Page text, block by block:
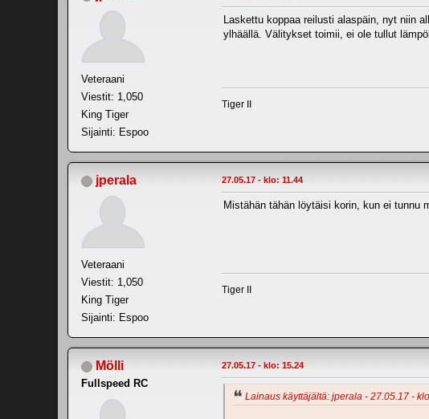
Veteraani
Viestit: 1,050
King Tiger
Sijainti: Espoo
Laskettu koppaa reilusti alaspäin, nyt niin
ylhäällä. Välitykset toimii, ei ole tullut
Tiger II
jperala
Veteraani
Viestit: 1,050
King Tiger
Sijainti: Espoo
27.05.17 - klo: 11.44
Mistähän tähän löytäisi korin, kun ei tunnu
Tiger II
Mölli
Fullspeed RC
27.05.17 - klo: 15.24
Lainaus käyttäjältä: jperala - 27.05.17 -